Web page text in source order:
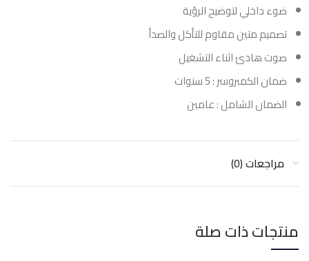
ضوء داخلي لتوضيح الرؤية
تصميم متين مقاوم للتأكل والصدأ
صوت هادئ اثناء التشغيل
ضمان الكمبروسر : 5 سنوات
الضمان الشامل : عامين
مراجعات (0)
منتجات ذات صلة